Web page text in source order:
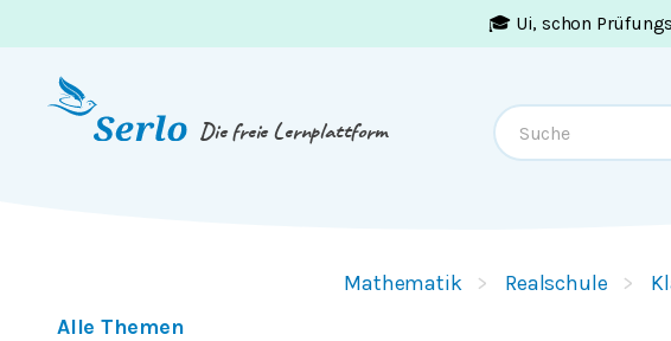
🎓 Ui, schon
Die freie Lernplattform
Alle Themen
Mathematik Realschule